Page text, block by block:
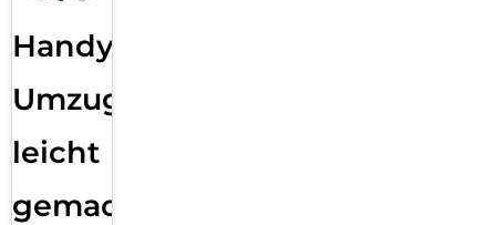
Handy
Umzug
leicht
gemacht!